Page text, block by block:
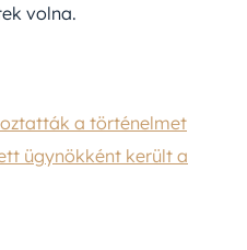
volna.
a történelmet
ügynökként került a